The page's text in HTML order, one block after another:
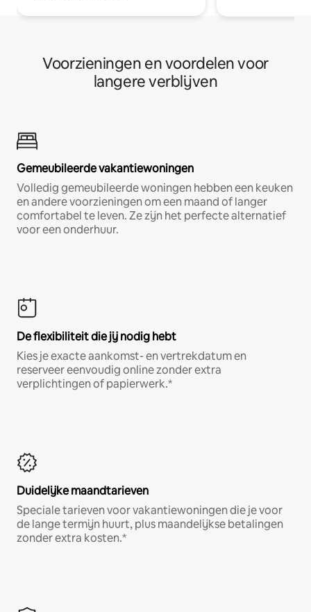
Voorzieningen en voordelen voor
langere verblijven
Gemeubileerde vakantiewoningen
Volledig gemeubileerde woningen hebben een keuken
en andere voorzieningen om een maand of langer
comfortabel te leven. Ze zijn het perfecte alternatief
voor een onderhuur.
De flexibiliteit die jij nodig hebt
Kies je exacte aankomst- en vertrekdatum en
reserveer eenvoudig online zonder extra
verplichtingen of papierwerk.*
Duidelijke maandtarieven
Speciale tarieven voor vakantiewoningen die je voor
de lange termijn huurt, plus maandelijkse betalingen
zonder extra kosten.*